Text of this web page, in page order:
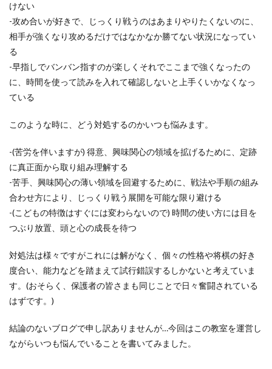
けない
-攻め合いが好きで、じっくり戦うのはあまりやりたくないのに、
相手が強くなり攻めるだけではなかなか勝てない状況になってい
る
-早指しでバンバン指すのが楽しくそれでここまで強くなったの
に、時間を使って読みを入れて確認しないと上手くいかなくなっ
ている
このような時に、どう対処するのかいつも悩みます。
-(苦労を伴いますが) 得意、興味関心の領域を拡げるために、定跡
に真正面から取り組み理解する
-苦手、興味関心の薄い領域を回避するために、戦法や手順の組み
合わせ方により、じっくり戦う展開を可能な限り避ける
-(こどもの特徴はすぐには変わらないので) 時間の使い方には目を
つぶり放置、頭と心の成長を待つ
対処法は様々ですがこれには解がなく、個々の性格や将棋の好き
度合い、能力などを踏まえて試行錯誤するしかないと考えていま
す。(おそらく、保護者の皆さまも同じことで日々奮闘されている
はずです。)
結論のないブログで申し訳ありませんが…今回はこの教室を運営し
ながらいつも悩んでいることを書いてみました。